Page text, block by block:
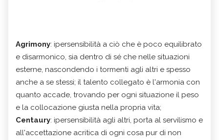
Agrimony: ipersensibilità a ciò che è poco equilibrato
e disarmonico, sia dentro di sé che nelle situazioni
esterne, nascondendo i tormenti agli altri e spesso
anche a se stessi; il talento collegato è l'armonia con
quanto accade, trovando per ogni situazione il peso
e la collocazione giusta nella propria vita;
Centaury: ipersensibilità agli altri, porta al servilismo e
all'accettazione acritica di ogni cosa pur di non